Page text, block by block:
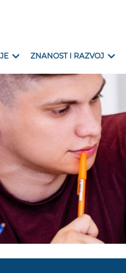
expand_more ZNANOST I RAZVOJexpand_more